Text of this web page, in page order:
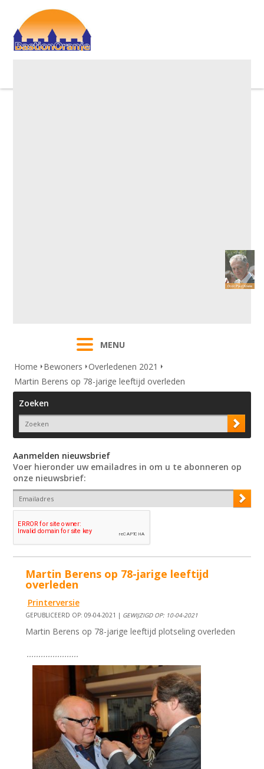
MENU
Home
Bewoners
Overledenen 2021
Martin Berens op 78-jarige leeftijd overleden
Zoeken
Aanmelden nieuwsbrief
Voer hieronder uw emailadres in om u te abonneren op
onze nieuwsbrief:
Martin Berens op 78-jarige leeftijd
overleden
Printerversie
GEPUBLICEERD OP: 09-04-2021 | GEWIJZIGD OP: 10-04-2021
Martin Berens op 78-jarige leeftijd plotseling overleden
......................